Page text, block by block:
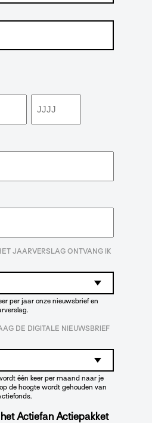
Jaar
JAARVERSLAG ONTVANG IK
per jaar onze nieuwsbrief en
DE DIGITALE NIEUWSBRIEF
één keer per maand naar je
de hoogte wordt gehouden van
Actiefan Actiepakket